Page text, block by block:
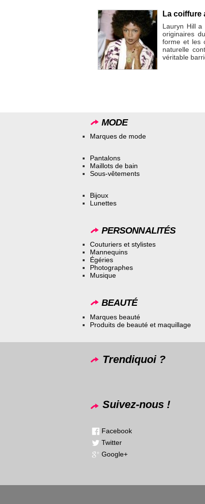
La coiffure
Lauryn Hill a
originaires
forme et les
naturelle
véritable
MODE
Marques de mode
Pantalons
Maillots de bain
Sous-vêtements
Bijoux
Lunettes
PERSONNALITÉS
Couturiers et stylistes
Mannequins
Égéries
Photographes
Musique
BEAUTÉ
Marques beauté
Produits de beauté et maquillage
Trendiquoi ?
Suivez-nous !
Facebook
Twitter
Google+